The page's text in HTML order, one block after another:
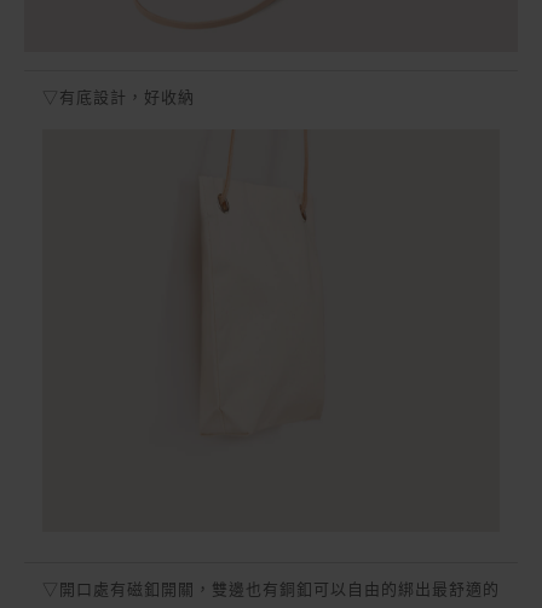
▽有底設計，好收納
▽開口處有磁釦開關，雙邊也有銅釦可以自由的綁出最舒適的